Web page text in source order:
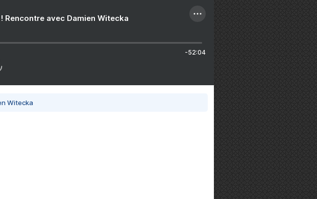
Rencontre avec Damien Witecka
-52:04
Witecka